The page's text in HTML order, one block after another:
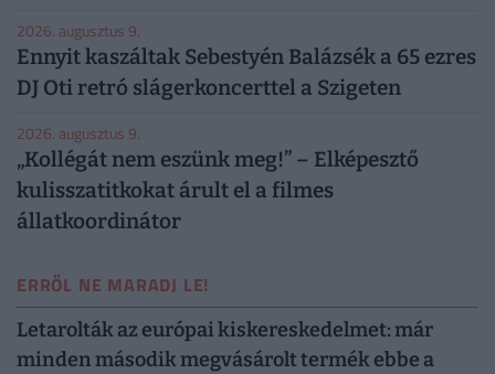
2026. augusztus 9.
Ennyit kaszáltak Sebestyén Balázsék a 65 ezres
DJ Oti retró slágerkoncerttel a Szigeten
2026. augusztus 9.
„Kollégát nem eszünk meg!” – Elképesztő
kulisszatitkokat árult el a filmes
állatkoordinátor
ERRŐL NE MARADJ LE!
Letarolták az európai kiskereskedelmet: már
minden második megvásárolt termék ebbe a